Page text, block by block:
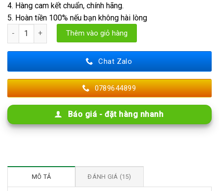
4. Hàng cam kết chuẩn, chính hãng.
5. Hoàn tiền 100% nếu bạn không hài lòng
Nẹp Nhôm Góc Trong - Phụ Kiện Tấm Nhựa Giả Đá số lượng
Thêm vào giỏ hàng
Chat Zalo
0789644899
Báo giá - đặt hàng nhanh
MÔ TẢ ĐÁNH GIÁ (15)